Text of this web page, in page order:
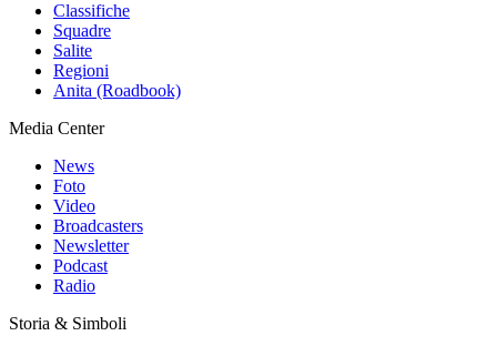
Classifiche
Squadre
Salite
Regioni
Anita (Roadbook)
Media Center
News
Foto
Video
Broadcasters
Newsletter
Podcast
Radio
Storia & Simboli